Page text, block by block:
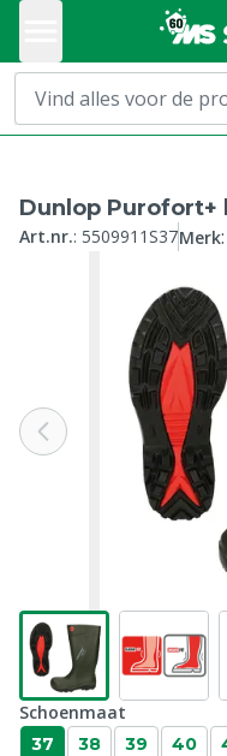
Dunlop Purofort+
Art.nr.: 5509911S37Merk:
Schoenmaat
37 38 39 40